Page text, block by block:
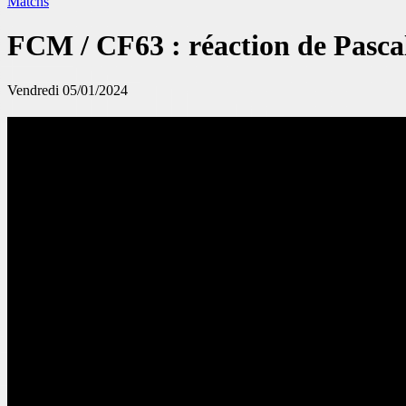
FCM / CF63 : réaction de
Vendredi 05/01/2024